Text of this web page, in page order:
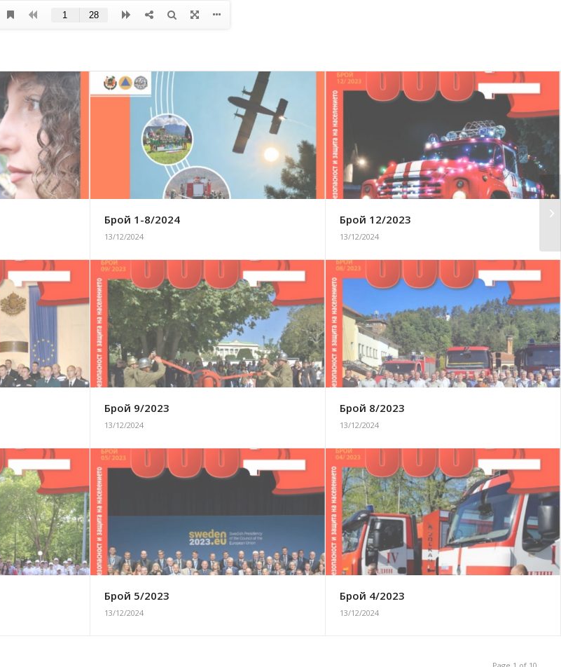
Брой 1-8/2024
13/12/2024
Брой 12/2023
13/12/2024
Брой 9/2023
13/12/2024
Брой 8/2023
13/12/2024
Брой 5/2023
13/12/2024
Брой 4/2023
13/12/2024